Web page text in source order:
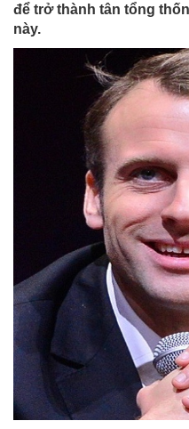
để trở thành tân tổng
này.